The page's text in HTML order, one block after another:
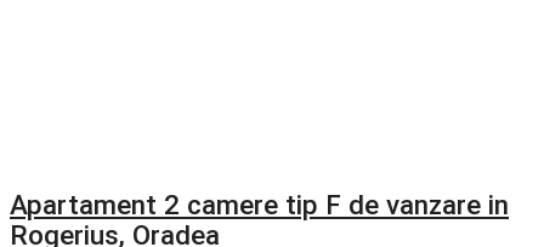
Apartament 2 camere tip F de vanzare in
Rogerius, Oradea